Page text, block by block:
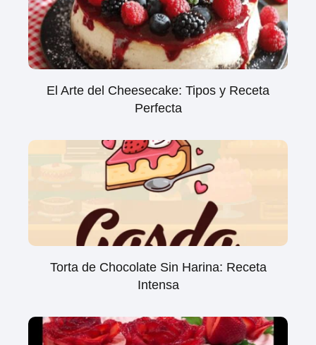
El Arte del Cheesecake: Tipos y Receta
Perfecta
Torta de Chocolate Sin Harina: Receta
Intensa